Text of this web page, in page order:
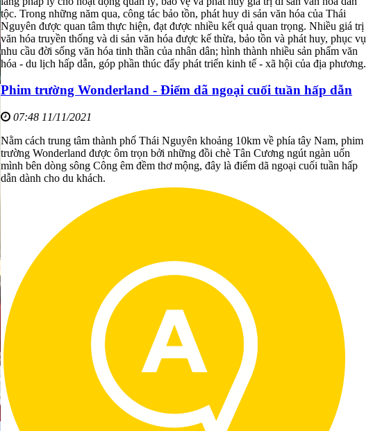
tộc. Trong những năm qua, công tác bảo tồn, phát huy di sản văn hóa của Thái
Nguyên được quan tâm thực hiện, đạt được nhiều kết quả quan trọng. Nhiều giá trị
văn hóa truyền thống và di sản văn hóa được kế thừa, bảo tồn và phát huy, phục vụ
nhu cầu đời sống văn hóa tinh thần của nhân dân; hình thành nhiều sản phẩm văn
hóa - du lịch hấp dẫn, góp phần thúc đẩy phát triển kinh tế - xã hội của địa phương.
Phim trường Wonderland - Điểm dã ngoại cuối tuần hấp dẫn
07:48 11/11/2021
Nằm cách trung tâm thành phố Thái Nguyên khoảng 10km về phía tây Nam, phim
trường Wonderland được ôm trọn bởi những đồi chè Tân Cương ngút ngàn uốn
mình bên dòng sông Công êm đềm thơ mộng, đây là điểm dã ngoại cuối tuần hấp
dẫn dành cho du khách.